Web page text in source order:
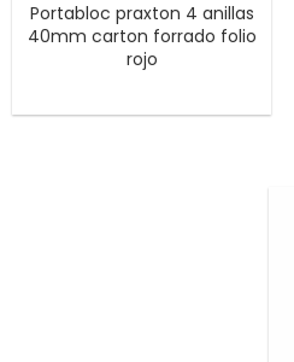
Portabloc praxton 4 anillas
40mm carton forrado folio
rojo